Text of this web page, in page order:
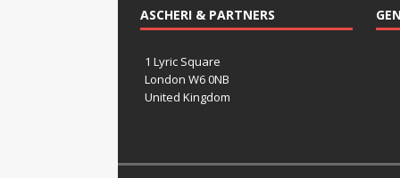
ASCHERI & PARTNERS
1 Lyric Square
London W6 0NB
United Kingdom